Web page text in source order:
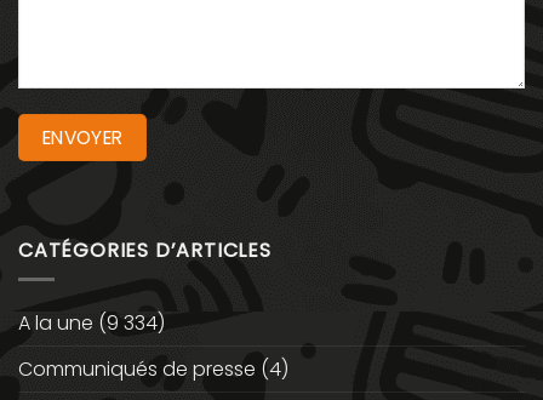
CATÉGORIES D’ARTICLES
A la une (9 334)
Communiqués de presse (4)